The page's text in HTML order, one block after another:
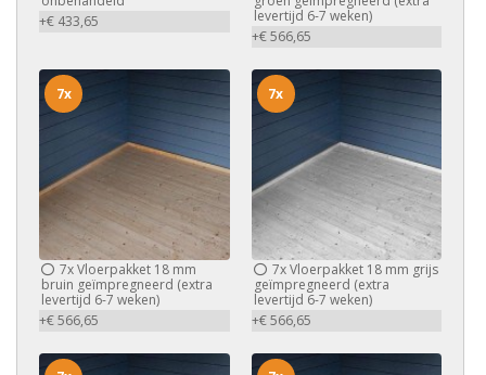
+€ 433,65
levertijd 6-7 weken)
+€ 566,65
7xVloerpakket 18 mm
bruin geïmpregneerd (extra
levertijd 6-7 weken)
+€ 566,65
7x
7xVloerpakket 18 mm grijs
geïmpregneerd (extra
levertijd 6-7 weken)
+€ 566,65
7x